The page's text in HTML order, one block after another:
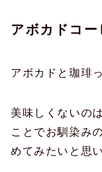
アボカドコー
アボカドと珈琲
美味しくないの
ことでお馴染み
めてみたいと思